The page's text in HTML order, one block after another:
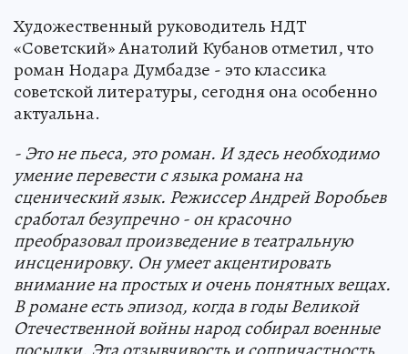
Художественный руководитель НДТ
«Советский» Анатолий Кубанов отметил, что
роман Нодара Думбадзе - это классика
советской литературы, сегодня она особенно
актуальна.
- Это не пьеса, это роман. И здесь необходимо
умение перевести с языка романа на
сценический язык. Режиссер Андрей Воробьев
сработал безупречно - он красочно
преобразовал произведение в театральную
инсценировку. Он умеет акцентировать
внимание на простых и очень понятных вещах.
В романе есть эпизод, когда в годы Великой
Отечественной войны народ собирал военные